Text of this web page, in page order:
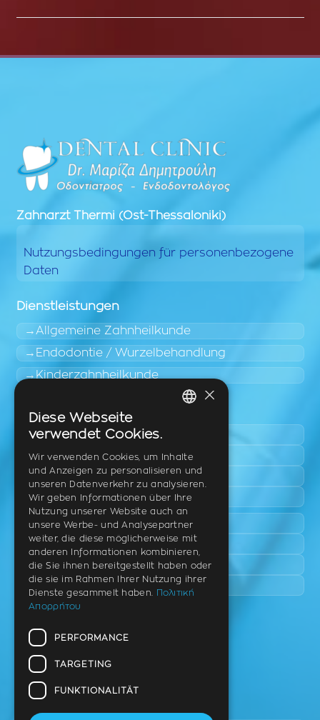
Zahnarzt Thermi (Ost-Thessaloniki)
Nutzungsbedingungen für personenbezogene
Daten
Dienstleistungen
Allgemeine Zahnheilkunde
Endodontie / Wurzelbehandlung
Kinderzahnheilkunde
Leicht zugängliche Bereiche
Pylaia
Triadi
Neo Rysio
Epanomi
Peraia
Kalamaria
Panorama
Charilaou
Th. Litsa 10 – Tavaki (Ecke),
Thermi – Thessaloniki
PLZ 57001
ENGLISH
×
Diese Webseite
verwendet Cookies.
Wir verwenden Cookies, um Inhalte
und Anzeigen zu personalisieren und
unseren Datenverkehr zu analysieren.
Wir geben Informationen über Ihre
Nutzung unserer Website auch an
unsere Werbe- und Analysepartner
weiter, die diese möglicherweise mit
anderen Informationen kombinieren,
die Sie ihnen bereitgestellt haben oder
die sie im Rahmen Ihrer Nutzung ihrer
Dienste gesammelt haben.
Πολιτική
Απορρήτου
PERFORMANCE
TARGETING
FUNKTIONALITÄT